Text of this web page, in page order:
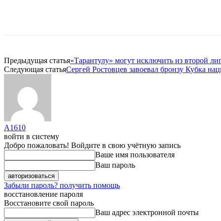
Предыдущая статья«Тарантулу» могут исключить из второй
Следующая статьяСергей Ростовцев завоевал бронзу Кубка
A1610
войти в систему
Добро пожаловать! Войдите в свою учётную запись
Ваше имя пользователя
Ваш пароль
Забыли пароль? получить помощь
восстановление пароля
Восстановите свой пароль
Ваш адрес электронной почты